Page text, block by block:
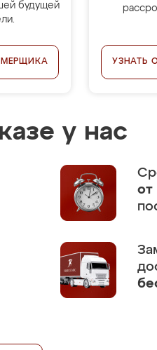
будущей
УЗНАТЬ
у нас
от